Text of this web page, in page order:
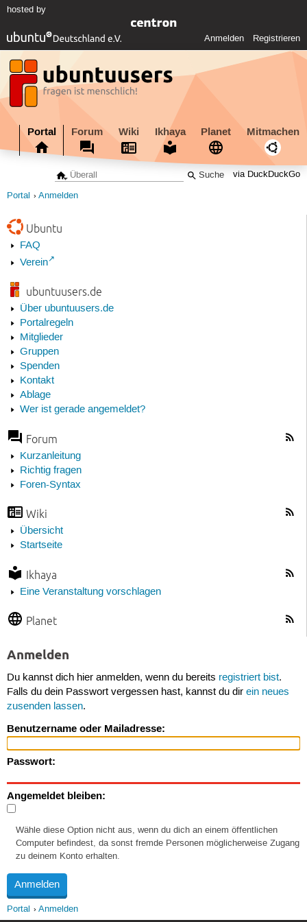
hosted by
Anmelden Registrieren
Portal Forum Wiki Ikhaya Planet Mitmachen
via DuckDuckGo
Portal Anmelden
Ubuntu
FAQ
Verein
ubuntuusers.de
Über ubuntuusers.de
Portalregeln
Mitglieder
Gruppen
Spenden
Kontakt
Ablage
Wer ist gerade angemeldet?
Forum
Kurzanleitung
Richtig fragen
Foren-Syntax
Wiki
Übersicht
Startseite
Ikhaya
Eine Veranstaltung vorschlagen
Planet
Anmelden
Du kannst dich hier anmelden, wenn du bereits registriert bist.
Falls du dein Passwort vergessen hast, kannst du dir ein neues
zusenden lassen.
Benutzername oder Mailadresse:
Passwort:
Angemeldet bleiben:
Wähle diese Option nicht aus, wenn du dich an einem öffentlichen
Computer befindest, da sonst fremde Personen möglicherweise Zugang
zu deinem Konto erhalten.
Portal Anmelden